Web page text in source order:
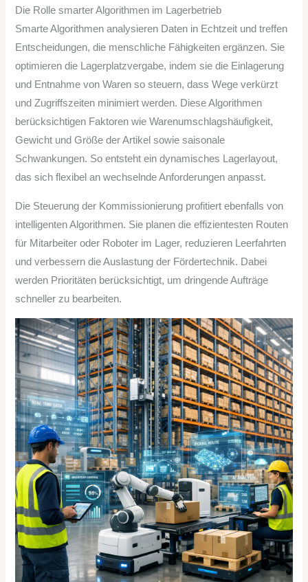
Die Rolle smarter Algorithmen im Lagerbetrieb
Smarte Algorithmen analysieren Daten in Echtzeit und treffen
Entscheidungen, die menschliche Fähigkeiten ergänzen. Sie
optimieren die Lagerplatzvergabe, indem sie die Einlagerung
und Entnahme von Waren so steuern, dass Wege verkürzt
und Zugriffszeiten minimiert werden. Diese Algorithmen
berücksichtigen Faktoren wie Warenumschlagshäufigkeit,
Gewicht und Größe der Artikel sowie saisonale
Schwankungen. So entsteht ein dynamisches Lagerlayout,
das sich flexibel an wechselnde Anforderungen anpasst.
Die Steuerung der Kommissionierung profitiert ebenfalls von
intelligenten Algorithmen. Sie planen die effizientesten Routen
für Mitarbeiter oder Roboter im Lager, reduzieren Leerfahrten
und verbessern die Auslastung der Fördertechnik. Dabei
werden Prioritäten berücksichtigt, um dringende Aufträge
schneller zu bearbeiten.